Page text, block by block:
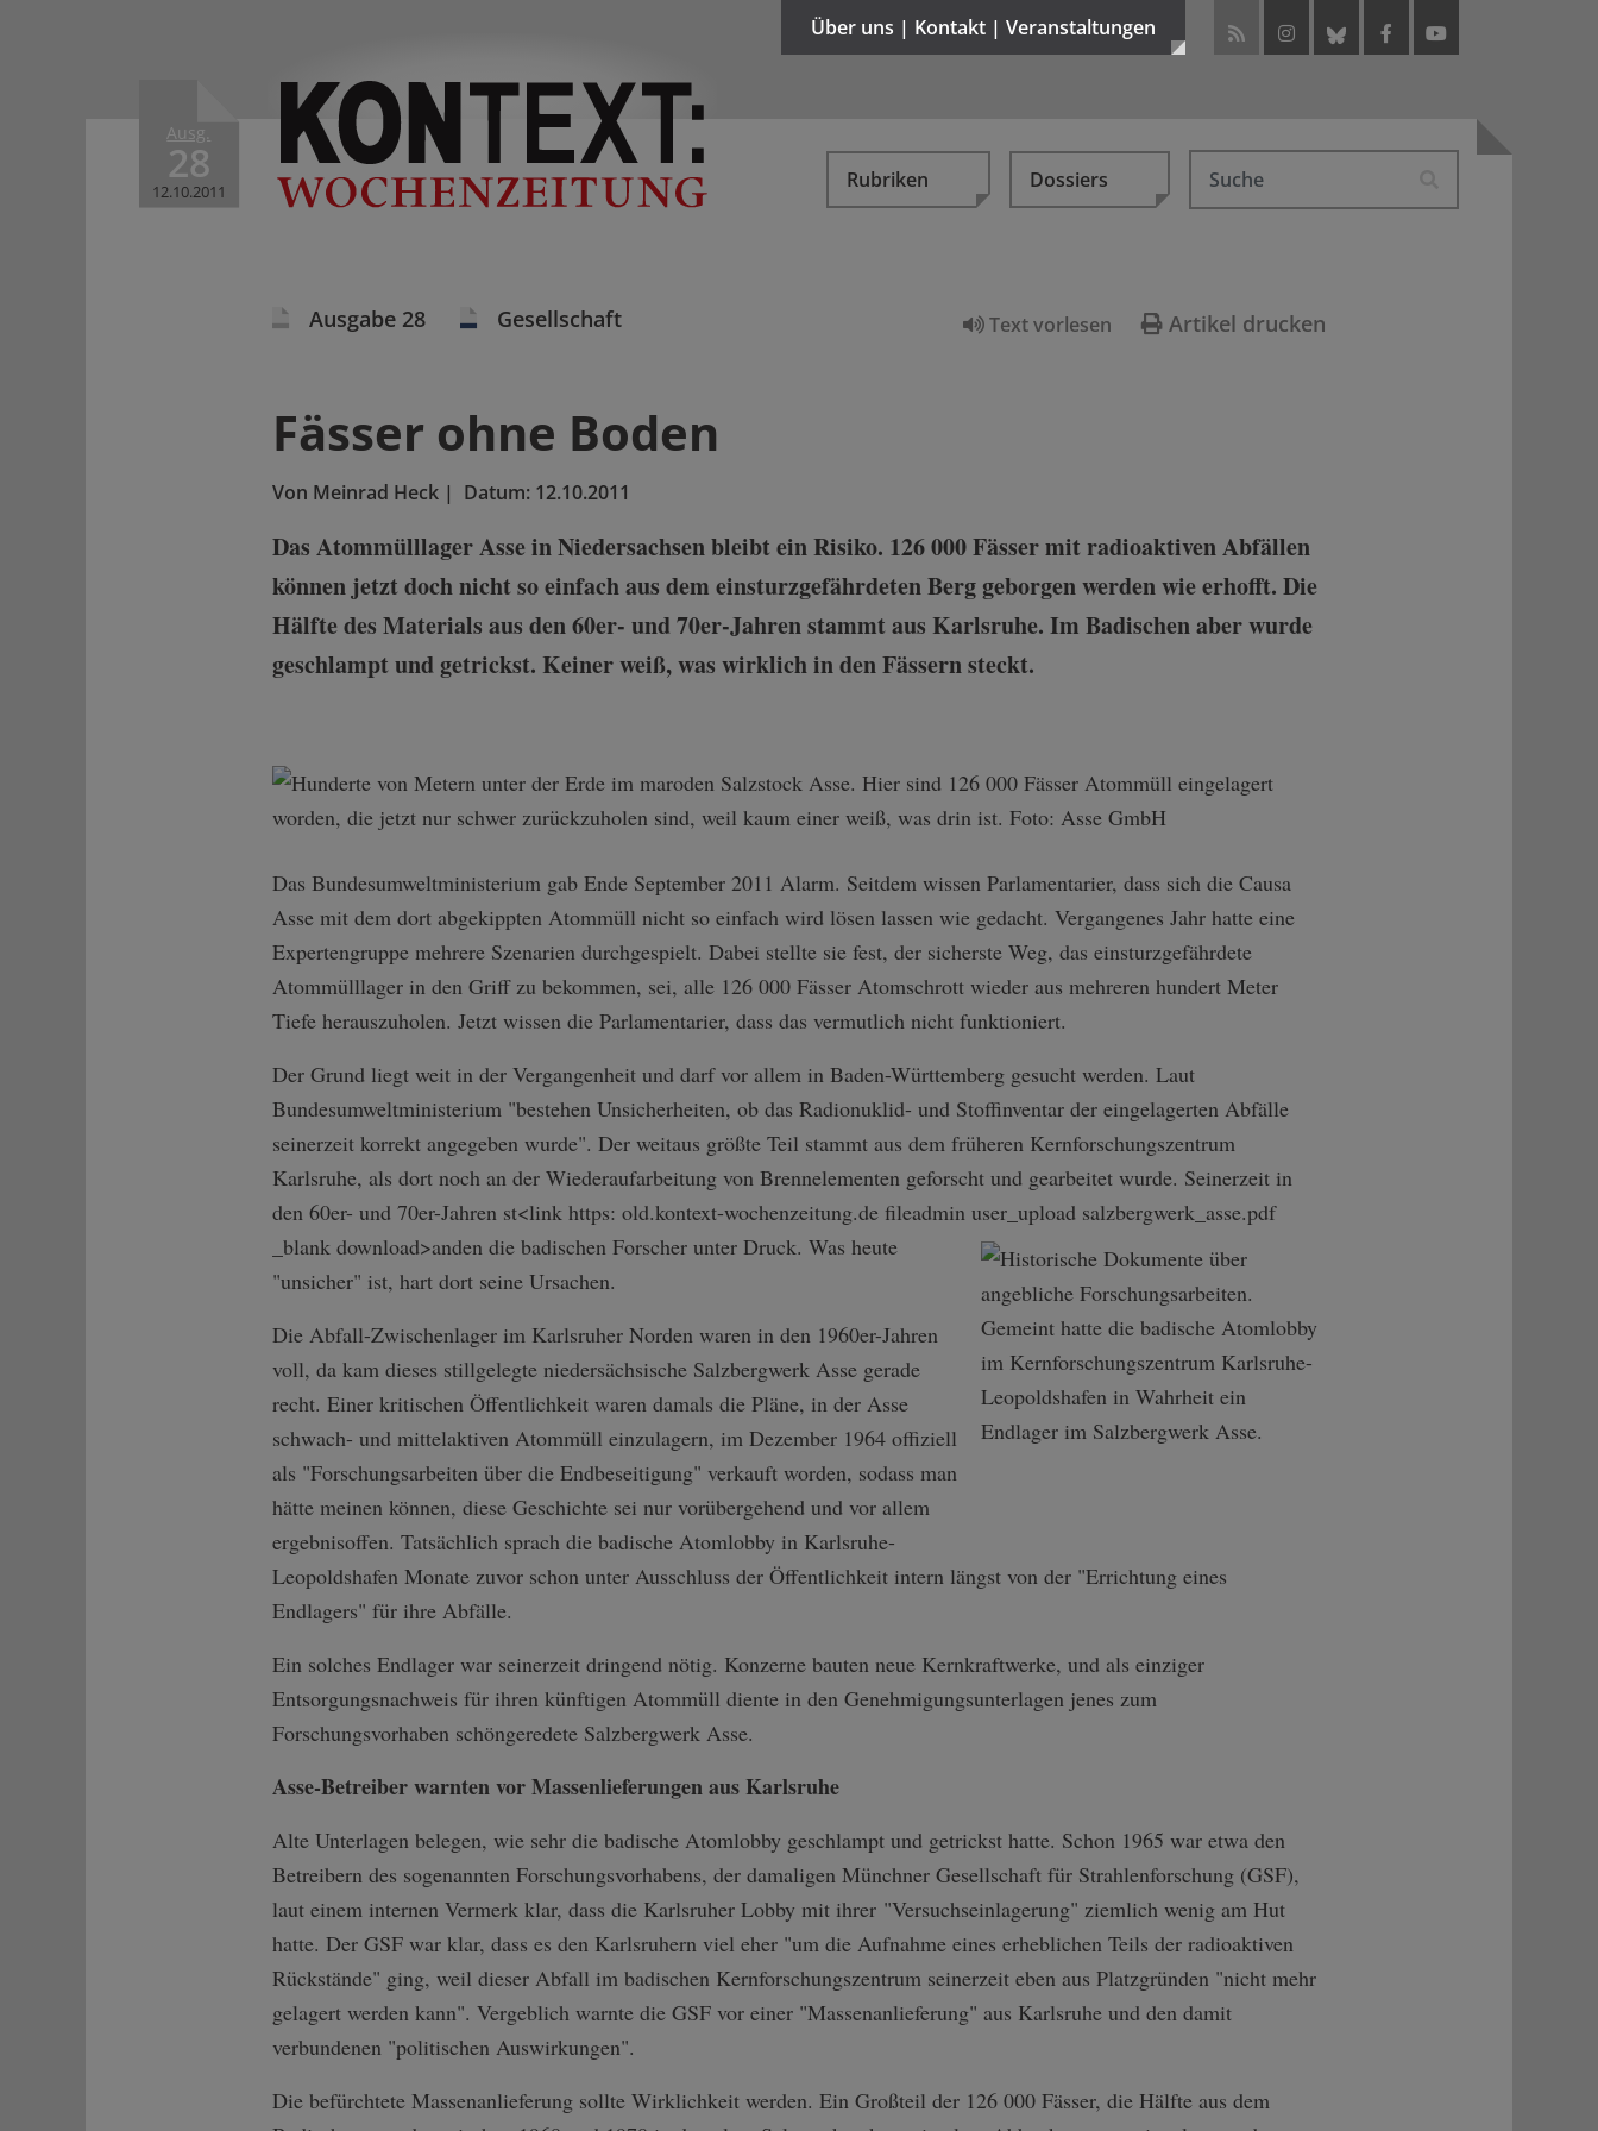
Ausg.
28
12.10.2011
Über uns | Kontakt | Veranstaltungen
Rubriken Dossiers
Text vorlesen Artikel drucken
Ausgabe 28 Gesellschaft
Fässer ohne Boden
Von Meinrad Heck | Datum: 12.10.2011
Das Atommülllager Asse in Niedersachsen bleibt ein Risiko. 126 000 Fässer mit radioaktiven Abfällen
können jetzt doch nicht so einfach aus dem einsturzgefährdeten Berg geborgen werden wie erhofft. Die
Hälfte des Materials aus den 60er- und 70er-Jahren stammt aus Karlsruhe. Im Badischen aber wurde
geschlampt und getrickst. Keiner weiß, was wirklich in den Fässern steckt.
Das Bundesumweltministerium gab Ende September 2011 Alarm. Seitdem wissen Parlamentarier, dass sich die Causa
Asse mit dem dort abgekippten Atommüll nicht so einfach wird lösen lassen wie gedacht. Vergangenes Jahr hatte eine
Expertengruppe mehrere Szenarien durchgespielt. Dabei stellte sie fest, der sicherste Weg, das einsturzgefährdete
Atommülllager in den Griff zu bekommen, sei, alle 126 000 Fässer Atomschrott wieder aus mehreren hundert Meter
Tiefe herauszuholen. Jetzt wissen die Parlamentarier, dass das vermutlich nicht funktioniert.
Der Grund liegt weit in der Vergangenheit und darf vor allem in Baden-Württemberg gesucht werden. Laut
Bundesumweltministerium "bestehen Unsicherheiten, ob das Radionuklid- und Stoffinventar der eingelagerten Abfälle
seinerzeit korrekt angegeben wurde". Der weitaus größte Teil stammt aus dem früheren Kernforschungszentrum
Karlsruhe, als dort noch an der Wiederaufarbeitung von Brennelementen geforscht und gearbeitet wurde. Seinerzeit in
den 60er- und 70er-Jahren st<link https: old.kontext-wochenzeitung.de fileadmin user_upload salzbergwerk_asse.pdf
_blank download>anden die badischen Forscher unter Druck. Was heute
"unsicher" ist, hart dort seine Ursachen.
Die Abfall-Zwischenlager im Karlsruher Norden waren in den 1960er-Jahren
voll, da kam dieses stillgelegte niedersächsische Salzbergwerk Asse gerade
recht. Einer kritischen Öffentlichkeit waren damals die Pläne, in der Asse
schwach- und mittelaktiven Atommüll einzulagern, im Dezember 1964 offiziell
als "Forschungsarbeiten über die Endbeseitigung" verkauft worden, sodass man
hätte meinen können, diese Geschichte sei nur vorübergehend und vor allem
ergebnisoffen. Tatsächlich sprach die badische Atomlobby in Karlsruhe-
Leopoldshafen Monate zuvor schon unter Ausschluss der Öffentlichkeit intern längst von der "Errichtung eines
Endlagers" für ihre Abfälle.
Ein solches Endlager war seinerzeit dringend nötig. Konzerne bauten neue Kernkraftwerke, und als einziger
Entsorgungsnachweis für ihren künftigen Atommüll diente in den Genehmigungsunterlagen jenes zum
Forschungsvorhaben schöngeredete Salzbergwerk Asse.
Asse-Betreiber warnten vor Massenlieferungen aus Karlsruhe
Alte Unterlagen belegen, wie sehr die badische Atomlobby geschlampt und getrickst hatte. Schon 1965 war etwa den
Betreibern des sogenannten Forschungsvorhabens, der damaligen Münchner Gesellschaft für Strahlenforschung (GSF),
laut einem internen Vermerk klar, dass die Karlsruher Lobby mit ihrer "Versuchseinlagerung" ziemlich wenig am Hut
hatte. Der GSF war klar, dass es den Karlsruhern viel eher "um die Aufnahme eines erheblichen Teils der radioaktiven
Rückstände" ging, weil dieser Abfall im badischen Kernforschungszentrum seinerzeit eben aus Platzgründen "nicht mehr
gelagert werden kann". Vergeblich warnte die GSF vor einer "Massenanlieferung" aus Karlsruhe und den damit
verbundenen "politischen Auswirkungen".
Die befürchtete Massenanlieferung sollte Wirklichkeit werden. Ein Großteil der 126 000 Fässer, die Hälfte aus dem